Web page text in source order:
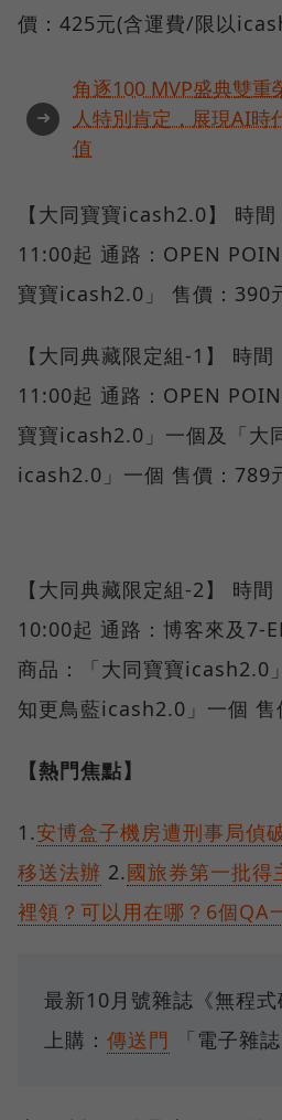
價：425元(含運費/限以
➜
角逐100 MVP盛典雙重
人特別肯定，展現AI時
值
【大同寶寶icash2.0】 時
11:00起 通路：OPEN
寶寶icash2.0」 售價：390
【大同典藏限定組-1】 時
11:00起 通路：OPEN
寶寶icash2.0」一個及「大
icash2.0」一個 售價：789
【大同典藏限定組-2】 時
10:00起 通路：博客來及7-
商品：「大同寶寶icash2.0
知更鳥藍icash2.0」一個
【熱門焦點】
1.安博盒子機房遭刑事局偵
移送法辦 2.國旅券第一批得
裡領？可以用在哪？6個QA
最新10月號雜誌《無程
上購： 傳送門 「電子雜